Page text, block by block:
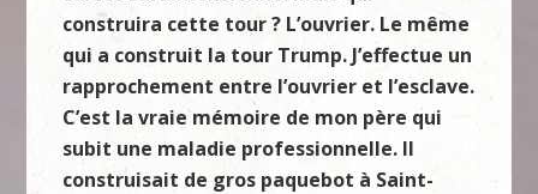
construira cette tour ? L’ouvrier. Le même
qui a construit la tour Trump. J’effectue un
rapprochement entre l’ouvrier et l’esclave.
C’est la vraie mémoire de mon père qui
subit une maladie professionnelle. Il
construisait de gros paquebot à Saint-